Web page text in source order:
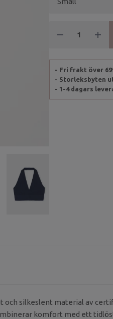
- Fri frakt över
- Storleksbyten
- 1-4 dagars
silkeslent material av
komfort med ett